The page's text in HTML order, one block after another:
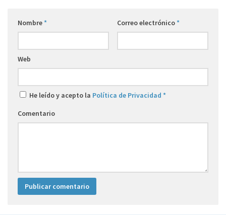
Nombre* Correo electrónico*
Web
He leído y acepto la Política de Privacidad *
Comentario